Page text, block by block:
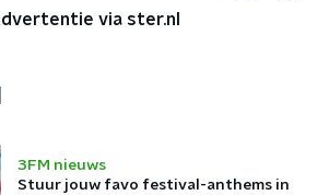
via ster.nl
3FM nieuws
Stuur jouw favo festival-anthems in